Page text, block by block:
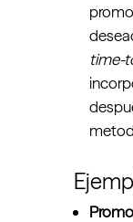
time-